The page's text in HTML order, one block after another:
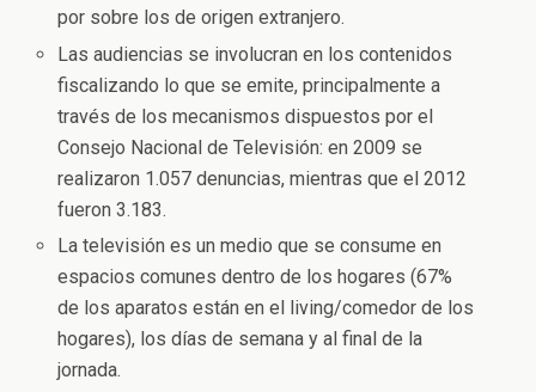
por sobre los de origen extranjero.
Las audiencias se involucran en los contenidos
fiscalizando lo que se emite, principalmente a
través de los mecanismos dispuestos por el
Consejo Nacional de Televisión: en 2009 se
realizaron 1.057 denuncias, mientras que el 2012
fueron 3.183.
La televisión es un medio que se consume en
espacios comunes dentro de los hogares (67%
de los aparatos están en el living/comedor de los
hogares), los días de semana y al final de la
jornada.